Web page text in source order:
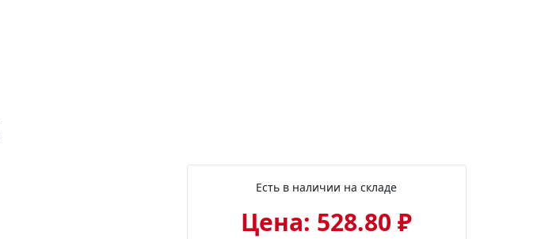
Есть в наличии на складе
Цена: 528.80 ₽